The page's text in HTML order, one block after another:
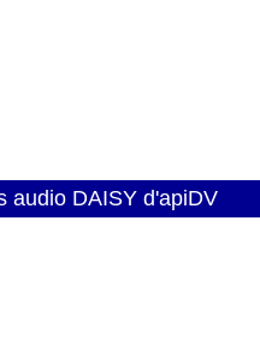
audio DAISY d'apiDV